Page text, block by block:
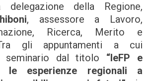
della Regione,
, assessore a Lavoro,
Ricerca, Merito e
gli appuntamenti a cui
seminario dal titolo “IeFP e
le esperienze regionali a